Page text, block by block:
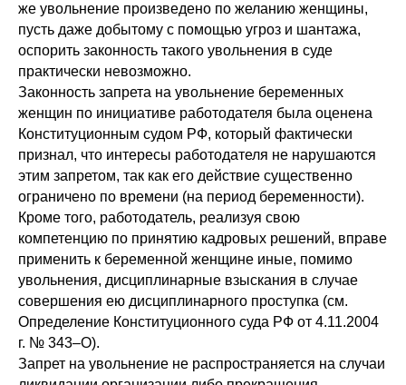
же увольнение произведено по желанию женщины,
пусть даже добытому с помощью угроз и шантажа,
оспорить законность такого увольнения в суде
практически невозможно.
Законность запрета на увольнение беременных
женщин по инициативе работодателя была оценена
Конституционным судом РФ, который фактически
признал, что интересы работодателя не нарушаются
этим запретом, так как его действие существенно
ограничено по времени (на период беременности).
Кроме того, работодатель, реализуя свою
компетенцию по принятию кадровых решений, вправе
применить к беременной женщине иные, помимо
увольнения, дисциплинарные взыскания в случае
совершения ею дисциплинарного проступка (см.
Определение Конституционного суда РФ от 4.11.2004
г. № 343–О).
Запрет на увольнение не распространяется на случаи